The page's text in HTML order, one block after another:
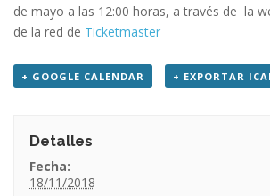
de mayo a las 12:00 horas, a través de la
de la red de Ticketmaster
+ GOOGLE CALENDAR + EXPORTAR
Detalles
Fecha:
18/11/2018